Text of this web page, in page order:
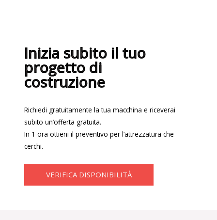
Inizia subito il tuo
progetto di
costruzione
Richiedi gratuitamente la tua macchina e riceverai
subito un’offerta gratuita.
In 1 ora ottieni il preventivo per l’attrezzatura che
cerchi.
VERIFICA DISPONIBILITÀ